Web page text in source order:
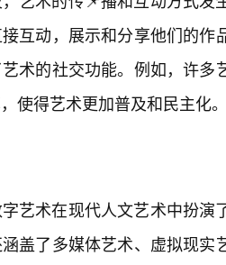
互动，展示和分享他们的作
术的社交功能。例如，许多
使得艺术更加普及和民主化
艺术在现代人文艺术中扮演
盖了多媒体艺术、虚拟现实